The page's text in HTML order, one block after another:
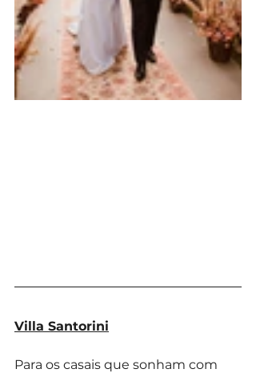
Villa Santorini
Para os casais que sonham com